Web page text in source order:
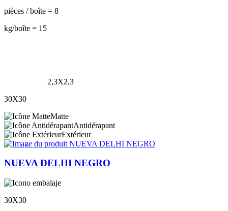
pièces / boîte = 8
kg/boîte = 15
2,3X2,3
30X30
Matte
Antidérapant
Extérieur
NUEVA DELHI NEGRO
30X30